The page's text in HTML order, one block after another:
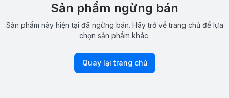
Sản phẩm ngừng bán
Sản phẩm này hiện tại đã ngừng bán. Hãy trở về trang chủ để lựa
chọn sản phẩm khác.
Quay lại trang chủ